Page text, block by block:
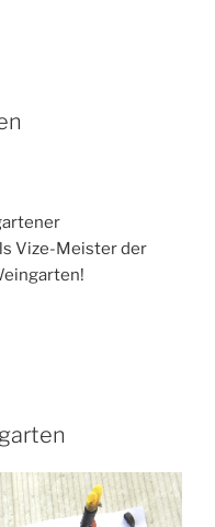
Vize-Meister der